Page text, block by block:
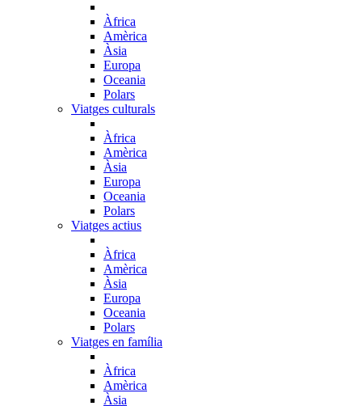
Àfrica
Amèrica
Àsia
Europa
Oceania
Polars
Viatges culturals
Àfrica
Amèrica
Àsia
Europa
Oceania
Polars
Viatges actius
Àfrica
Amèrica
Àsia
Europa
Oceania
Polars
Viatges en família
Àfrica
Amèrica
Àsia